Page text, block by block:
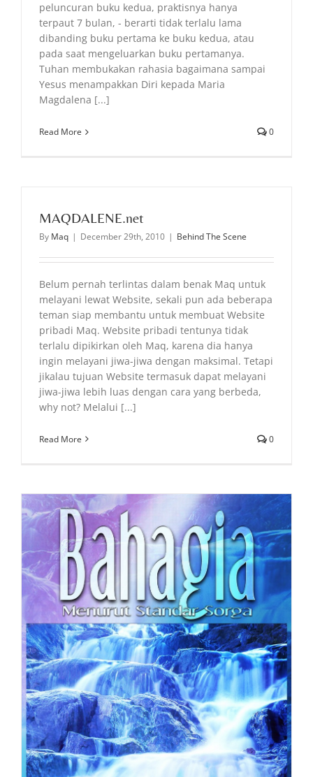
peluncuran buku kedua, praktisnya hanya
terpaut 7 bulan, - berarti tidak terlalu lama
dibanding buku pertama ke buku kedua, atau
pada saat mengeluarkan buku pertamanya.
Tuhan membukakan rahasia bagaimana sampai
Yesus menampakkan Diri kepada Maria
Magdalena [...]
Read More 0
MAQDALENE.net
By Maq | December 29th, 2010 | Behind The Scene
Belum pernah terlintas dalam benak Maq untuk
melayani lewat Website, sekali pun ada beberapa
teman siap membantu untuk membuat Website
pribadi Maq. Website pribadi tentunya tidak
terlalu dipikirkan oleh Maq, karena dia hanya
ingin melayani jiwa-jiwa dengan maksimal. Tetapi
jikalau tujuan Website termasuk dapat melayani
jiwa-jiwa lebih luas dengan cara yang berbeda,
why not? Melalui [...]
Read More 0